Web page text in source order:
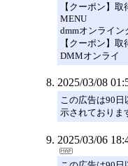
【クーポン】
MENU
dmmオンライ
【クーポン】
DMMオンライ
2025/03/08
この広告は90
示されておりま
2025/03/06